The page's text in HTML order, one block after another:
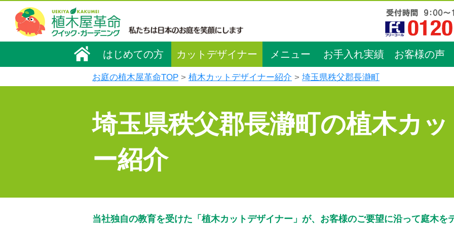
はじめての方 カットデザイナー メニュー お手入れ実績 お客様の声
お庭の植木屋革命TOP 植木カットデザイナー紹介 埼玉県秩父郡長瀞町
埼玉県秩父郡長瀞町の植木カ
ー紹介
当社独自の教育を受けた「植木カットデザイナー」が、お客様のご要望に沿って庭木を